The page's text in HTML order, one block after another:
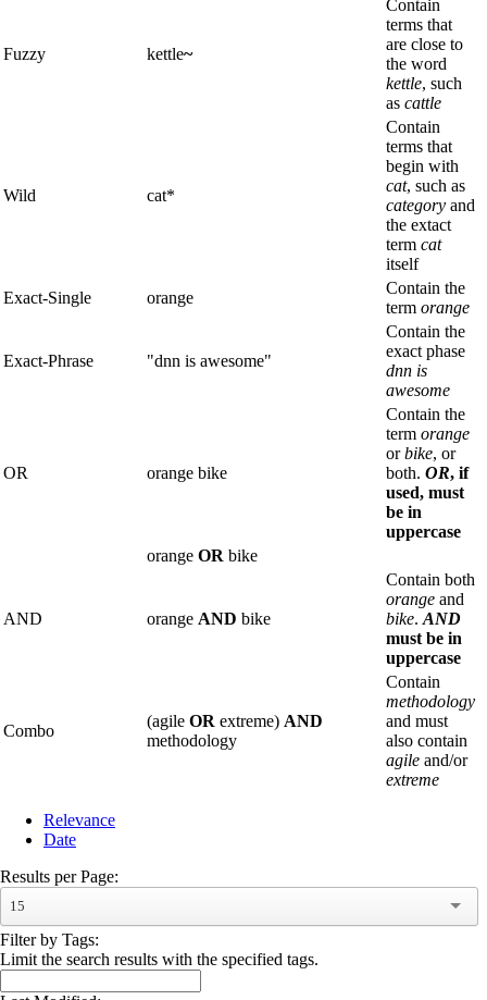
Fuzzy kettle~
Contain
terms that
are close to
the word
kettle, such
as cattle
Wild cat*
Contain
terms that
begin with
cat, such as
category and
the extact
term cat
itself
Exact-Single
orange
Contain the
term orange
Exact-Phrase "dnn is awesome"
Contain the
exact phase
dnn is
awesome
OR orange bike
Contain the
term orange
orbike, or
both. OR, if
used, must
be in
uppercase
orange OR bike
AND orange AND bike
Contain both
orange and
bike. AND
must be in
uppercase
Combo
(agile OR extreme) AND
methodology
Contain
methodology
and must
also contain
agile and/or
extreme
Relevance
Date
Results per Page:
15
Filter by Tags:
Limit the search results with the specified tags.